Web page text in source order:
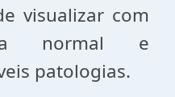
visualizar com
normal e
patologias.